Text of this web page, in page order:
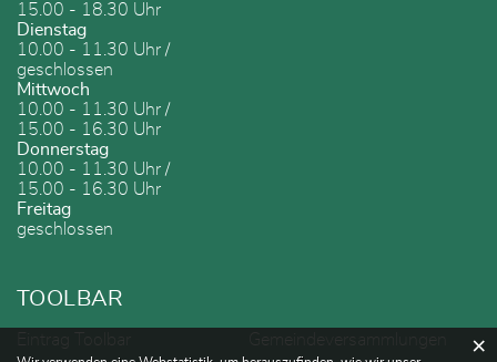
15.00 - 18.30 Uhr
Dienstag
10.00 - 11.30 Uhr /
geschlossen
Mittwoch
10.00 - 11.30 Uhr /
15.00 - 16.30 Uhr
Donnerstag
10.00 - 11.30 Uhr /
15.00 - 16.30 Uhr
Freitag
geschlossen
TOOLBAR
×